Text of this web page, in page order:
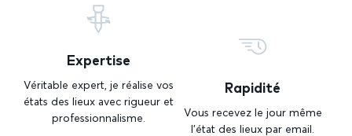
Expertise
Véritable expert, je réalise vos
états des lieux avec rigueur et
professionnalisme.
Rapidité
Vous recevez le jour même
l’état des lieux par email.